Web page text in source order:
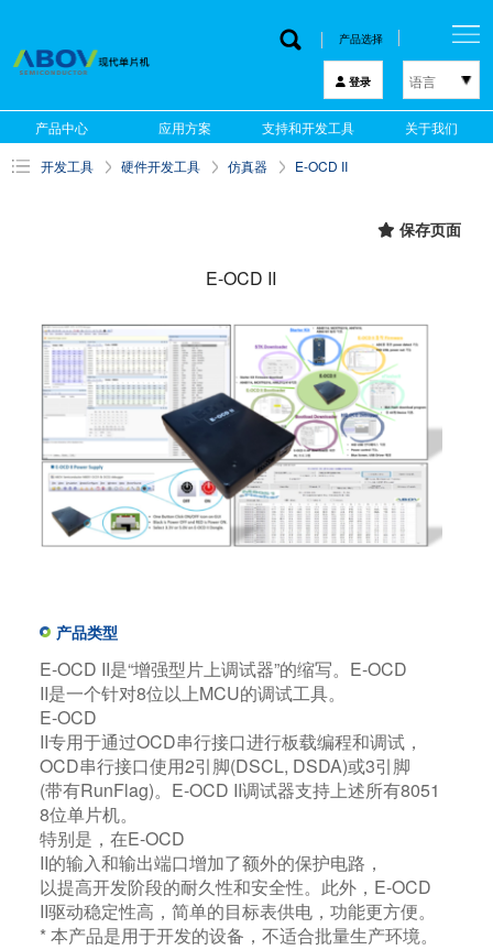
产品选择
登录 语言
한국어
English
产品中心 应用方案 支持和开发工具 关于我们
开发工具 硬件开发工具 仿真器 E-OCD II
保存页面
E-OCD II
产品类型
E-OCD II是“增强型片上调试器”的缩写。E-OCD
II是一个针对8位以上MCU的调试工具。
E-OCD
II专用于通过OCD串行接口进行板载编程和调试，
OCD串行接口使用2引脚(DSCL, DSDA)或3引脚
(带有RunFlag)。E-OCD II调试器支持上述所有8051
8位单片机。​
特别是，在E-OCD
II的输入和输出端口增加了额外的保护电路，
以提高开发阶段的耐久性和安全性。此外，E-OCD
II驱动稳定性高，简单的目标表供电，功能更方便。​
* 本产品是用于开发的设备，不适合批量生产环境。